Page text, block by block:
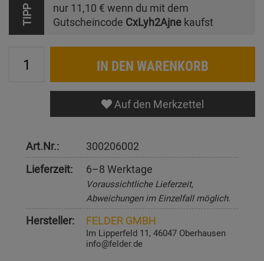
TIPP nur 11,10 € wenn du mit dem
Gutscheincode CxLyh2Ajne kaufst
IN DEN WARENKORB
Auf den Merkzettel
Art.Nr.:
300206002
Lieferzeit:
6–8 Werktage
Voraussichtliche Lieferzeit,
Abweichungen im Einzelfall möglich.
Hersteller: FELDER GMBH
Im Lipperfeld 11, 46047 Oberhausen
info@felder.de